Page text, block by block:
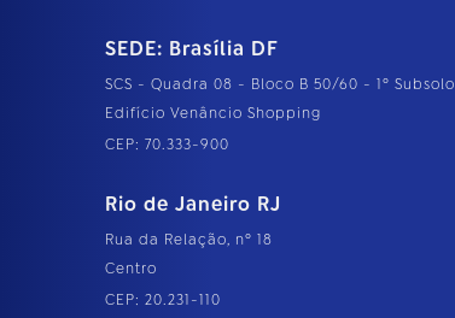
SEDE: Brasília DF
SCS - Quadra 08 - Bloco B 50/60 - 1º Subsolo
Edifício Venâncio Shopping
CEP: 70.333-900
Rio de Janeiro RJ
Rua da Relação, nº 18
Centro
CEP: 20.231-110